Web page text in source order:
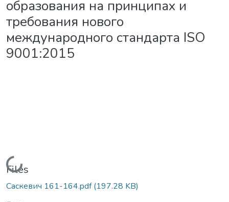
образования на принципах и
требования нового
международного стандарта ISO
9001:2015
Loading...
Files
Саскевич 161-164.pdf(197.28 KB)